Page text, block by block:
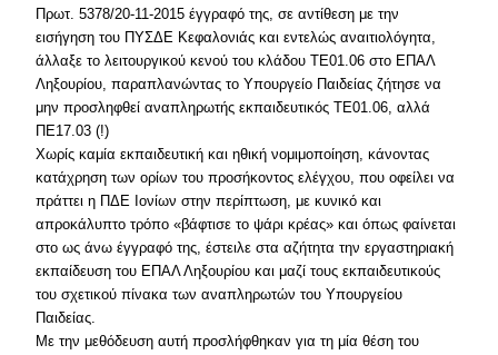
Πρωτ. 5378/20-11-2015 έγγραφό της, σε αντίθεση με την
εισήγηση του ΠΥΣΔΕ Κεφαλονιάς και εντελώς αναιτιολόγητα,
άλλαξε το λειτουργικού κενού του κλάδου ΤΕ01.06 στο ΕΠΑΛ
Ληξουρίου, παραπλανώντας το Υπουργείο Παιδείας ζήτησε να
μην προσληφθεί αναπληρωτής εκπαιδευτικός ΤΕ01.06, αλλά
ΠΕ17.03 (!)
Χωρίς καμία εκπαιδευτική και ηθική νομιμοποίηση, κάνοντας
κατάχρηση των ορίων του προσήκοντος ελέγχου, που οφείλει να
πράττει η ΠΔΕ Ιονίων στην περίπτωση, με κυνικό και
απροκάλυπτο τρόπο «βάφτισε το ψάρι κρέας» και όπως φαίνεται
στο ως άνω έγγραφό της, έστειλε στα αζήτητα την εργαστηριακή
εκπαίδευση του ΕΠΑΛ Ληξουρίου και μαζί τους εκπαιδευτικούς
του σχετικού πίνακα των αναπληρωτών του Υπουργείου
Παιδείας.
Με την μεθόδευση αυτή προσλήφθηκαν για τη μία θέση του